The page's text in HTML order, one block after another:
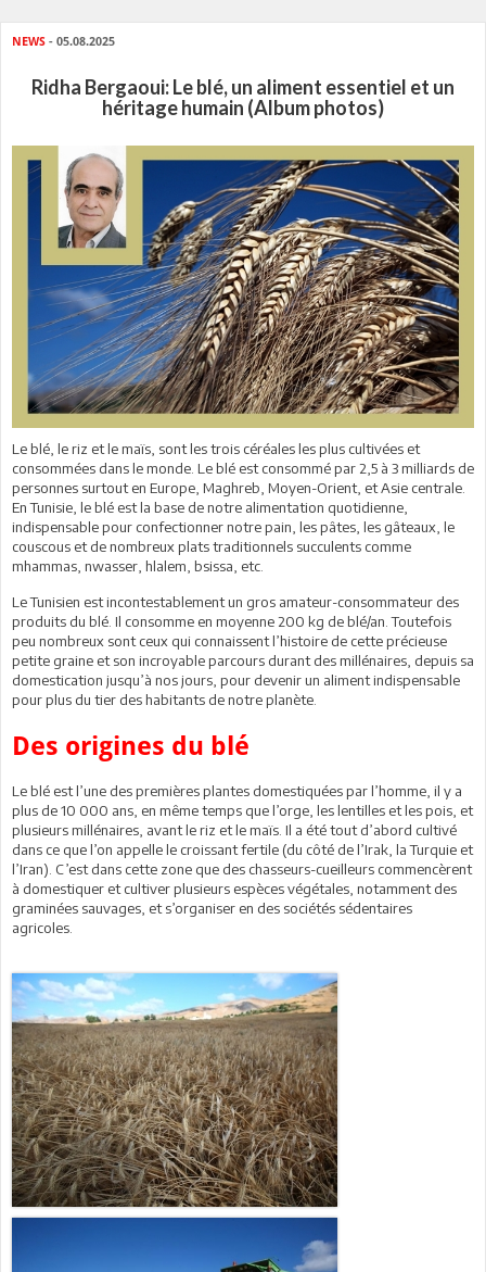
NEWS - 05.08.2025
Ridha Bergaoui: Le blé, un aliment essentiel et un
héritage humain (Album photos)
Le blé, le riz et le maïs, sont les trois céréales les plus cultivées et
consommées dans le monde. Le blé est consommé par 2,5 à 3 milliards de
personnes surtout en Europe, Maghreb, Moyen-Orient, et Asie centrale.
En Tunisie, le blé est la base de notre alimentation quotidienne,
indispensable pour confectionner notre pain, les pâtes, les gâteaux, le
couscous et de nombreux plats traditionnels succulents comme
mhammas, nwasser, hlalem, bsissa, etc.
Le Tunisien est incontestablement un gros amateur-consommateur des
produits du blé. Il consomme en moyenne 200 kg de blé/an. Toutefois
peu nombreux sont ceux qui connaissent l’histoire de cette précieuse
petite graine et son incroyable parcours durant des millénaires, depuis sa
domestication jusqu’à nos jours, pour devenir un aliment indispensable
pour plus du tier des habitants de notre planète.
Des origines du blé
Le blé est l’une des premières plantes domestiquées par l’homme, il y a
plus de 10 000 ans, en même temps que l’orge, les lentilles et les pois, et
plusieurs millénaires, avant le riz et le maïs. Il a été tout d’abord cultivé
dans ce que l’on appelle le croissant fertile (du côté de l’Irak, la Turquie et
l’Iran). C’est dans cette zone que des chasseurs-cueilleurs commencèrent
à domestiquer et cultiver plusieurs espèces végétales, notamment des
graminées sauvages, et s’organiser en des sociétés sédentaires
agricoles.